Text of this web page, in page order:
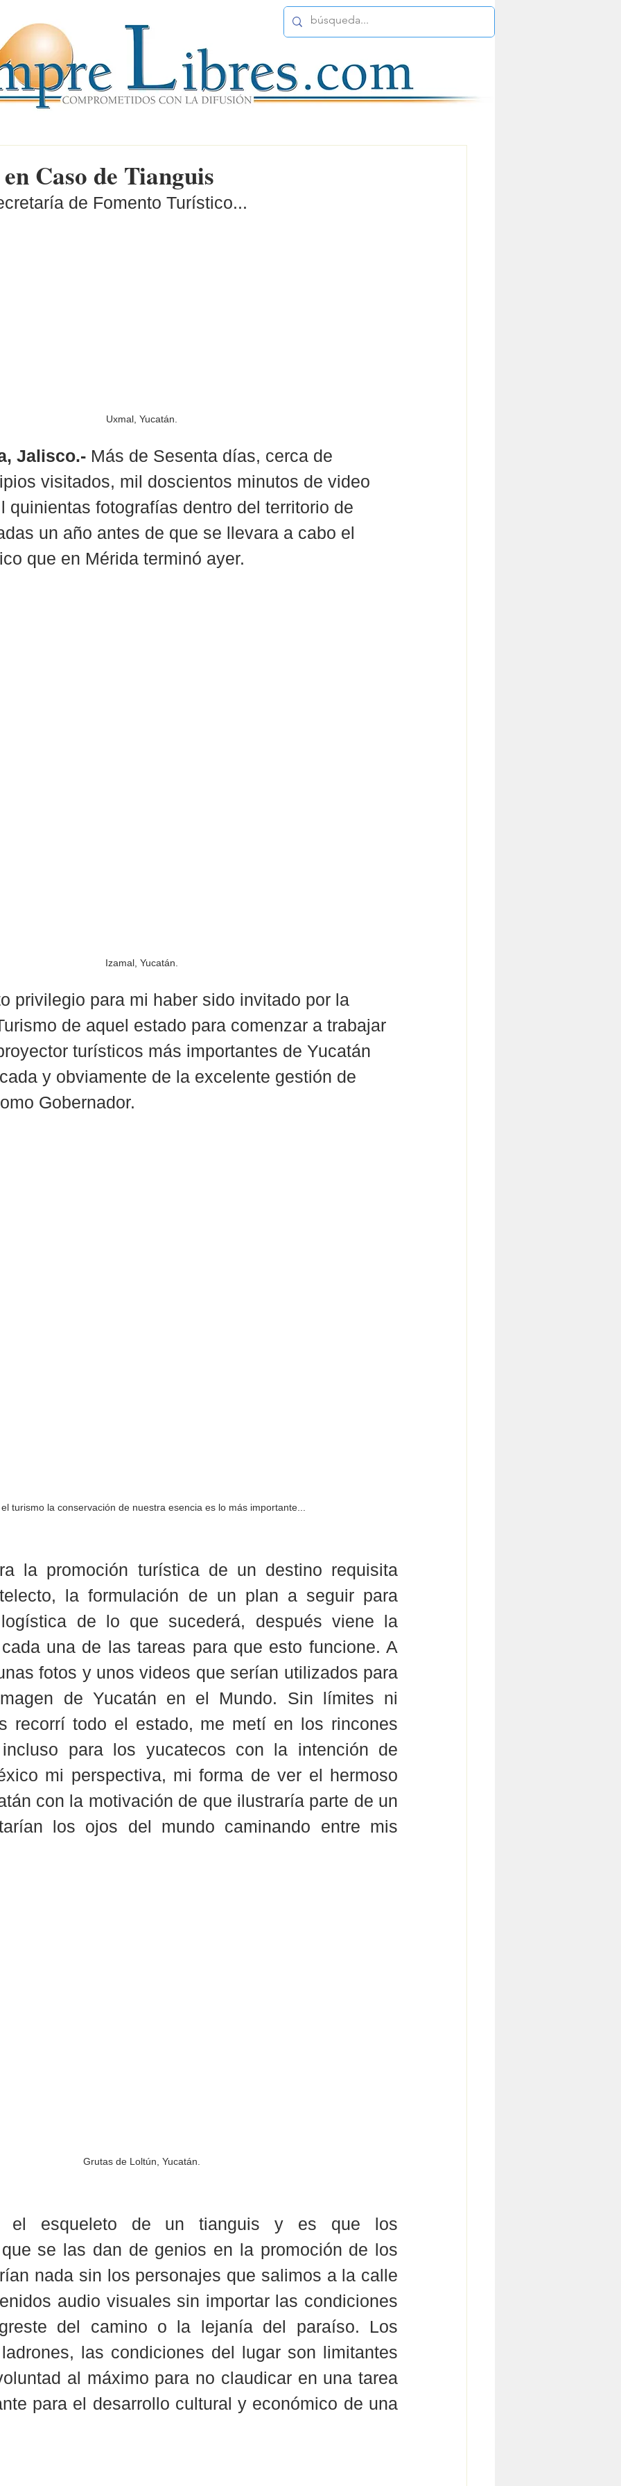
Caso de Tianguis
de Fomento Turístico...
Uxmal, Yucatán.
Jalisco.- Más de Sesenta días, cerca de
visitados, mil doscientos minutos de video
quinientas fotografías dentro del territorio de
un año antes de que se llevara a cabo el
que en Mérida terminó ayer.
Izamal, Yucatán.
privilegio para mi haber sido invitado por la
de aquel estado para comenzar a trabajar
turísticos más importantes de Yucatán
y obviamente de la excelente gestión de
Gobernador.
turismo la conservación de nuestra esencia es lo más importante...
la promoción turística de un destino requisita
la formulación de un plan a seguir para
de lo que sucederá, después viene la
una de las tareas para que esto funcione. A
fotos y unos videos que serían utilizados para
de Yucatán en el Mundo. Sin límites ni
recorrí todo el estado, me metí en los rincones
incluso para los yucatecos con la intención de
mi perspectiva, mi forma de ver el hermoso
con la motivación de que ilustraría parte de un
los ojos del mundo caminando entre mis
Grutas de Loltún, Yucatán.
el esqueleto de un tianguis y es que los
se las dan de genios en la promoción de los
nada sin los personajes que salimos a la calle
audio visuales sin importar las condiciones
del camino o la lejanía del paraíso. Los
las condiciones del lugar son limitantes
al máximo para no claudicar en una tarea
para el desarrollo cultural y económico de una